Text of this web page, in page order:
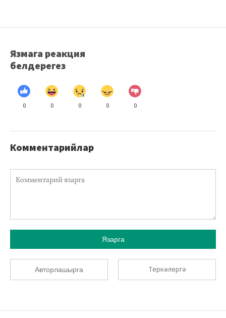
Язмага реакция
белдерегез
0 0 0 0 0
Комментарийлар
Язарга
Авторлашырга Теркәлергә